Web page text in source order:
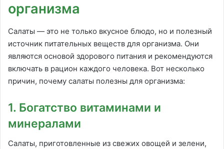
организма
Салаты — это не только вкусное блюдо, но и полезный
источник питательных веществ для организма. Они
являются основой здорового питания и рекомендуются
включать в рацион каждого человека. Вот несколько
причин, почему салаты полезны для организма:
1. Богатство витаминами и
минералами
Салаты, приготовленные из свежих овощей и зелени,